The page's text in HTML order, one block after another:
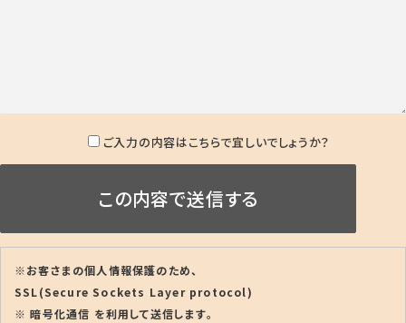
ご入力の内容はこちらで宜しいでしょうか？
※お客さまの個人情報保護のため、
SSL(Secure Sockets Layer protocol)
※ 暗号化通信 を利用して送信します。